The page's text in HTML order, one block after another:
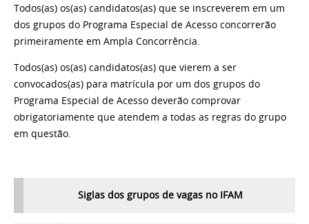
Todos(as) os(as) candidatos(as) que se inscreverem em um
dos grupos do Programa Especial de Acesso concorrerão
primeiramente em Ampla Concorrência.
Todos(as) os(as) candidatos(as) que vierem a ser
convocados(as) para matrícula por um dos grupos do
Programa Especial de Acesso deverão comprovar
obrigatoriamente que atendem a todas as regras do grupo
em questão.
Siglas dos grupos de vagas no IFAM